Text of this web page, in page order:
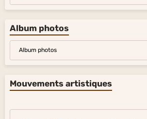
Album photos
Album photos
Mouvements artistiques